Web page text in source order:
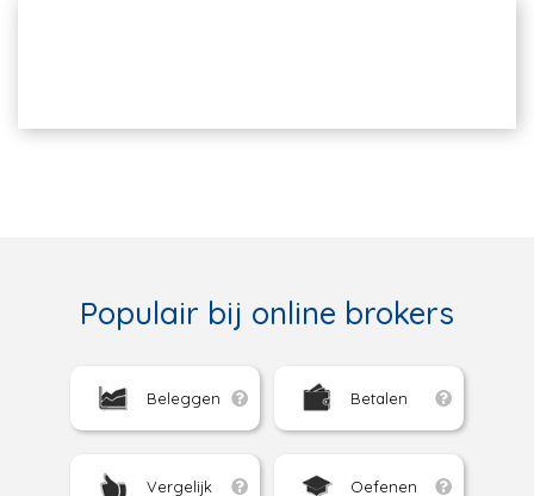
Populair bij online brokers
Beleggen Betalen
Vergelijk Oefenen